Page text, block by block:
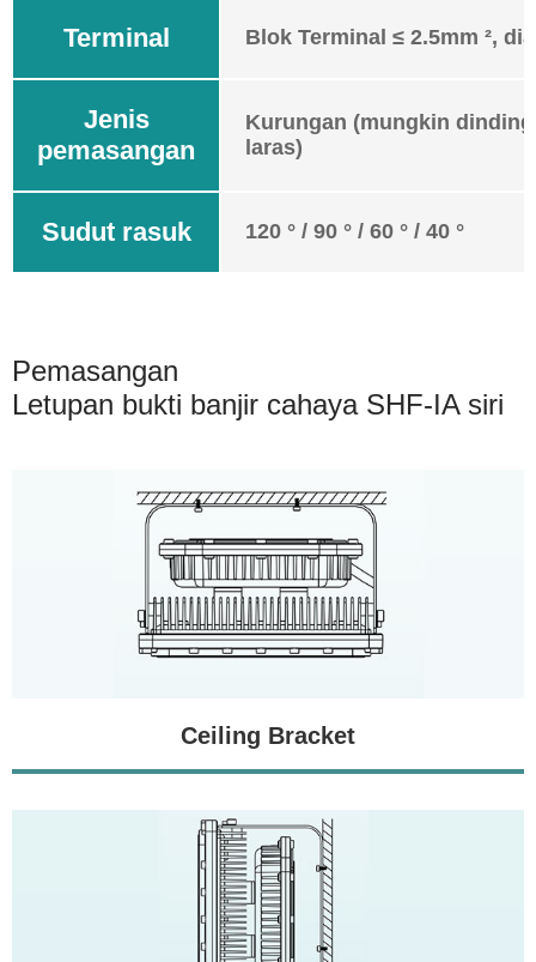
Terminal Blok Terminal ≤ 2.5mm ²,
Jenis
pemasangan
Kurungan (mungkin
laras)
Sudut rasuk 120 ° / 90 ° / 60 ° / 40 °
Pemasangan
Letupan bukti banjir cahaya SHF-IA siri
Ceiling Bracket